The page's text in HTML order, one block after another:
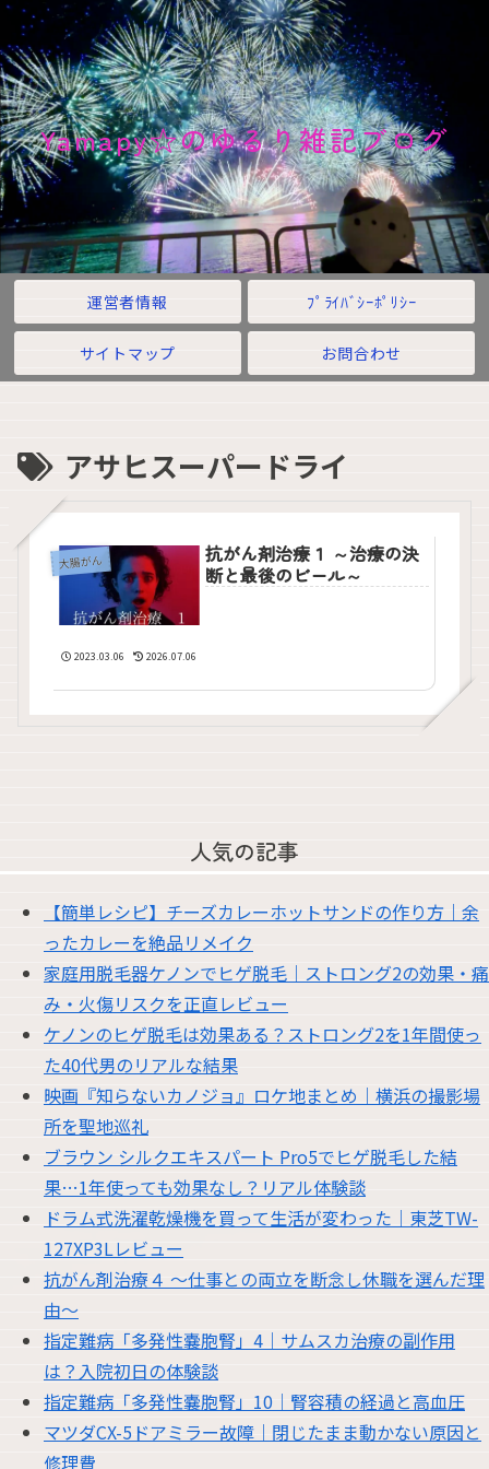
Yamapy☆のゆるり雑記ブログ
運営者情報 ﾌﾟﾗｲﾊﾞｼｰﾎﾟﾘｼｰ
サイトマップ お問合わせ
アサヒスーパードライ
大腸がん
抗がん剤治療１ ～治療の決
断と最後のビール～
2023.03.06 2026.07.06
人気の記事
【簡単レシピ】チーズカレーホットサンドの作り方｜余
ったカレーを絶品リメイク
家庭用脱毛器ケノンでヒゲ脱毛｜ストロング2の効果・痛
み・火傷リスクを正直レビュー
ケノンのヒゲ脱毛は効果ある？ストロング2を1年間使っ
た40代男のリアルな結果
映画『知らないカノジョ』ロケ地まとめ｜横浜の撮影場
所を聖地巡礼
ブラウン シルクエキスパート Pro5でヒゲ脱毛した結
果…1年使っても効果なし？リアル体験談
ドラム式洗濯乾燥機を買って生活が変わった｜東芝TW-
127XP3Lレビュー
抗がん剤治療４ 〜仕事との両立を断念し休職を選んだ理
由〜
指定難病「多発性嚢胞腎」4｜サムスカ治療の副作用
は？入院初日の体験談
指定難病「多発性嚢胞腎」10｜腎容積の経過と高血圧
マツダCX-5ドアミラー故障｜閉じたまま動かない原因と
修理費